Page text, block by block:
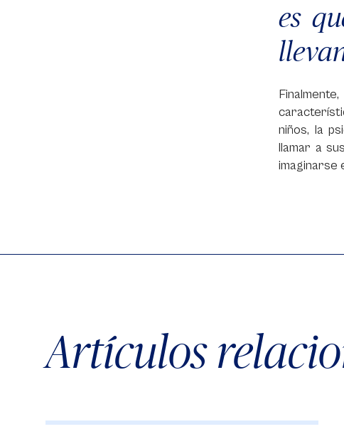
es
niños, la
llamar a
imaginarse
Artículos